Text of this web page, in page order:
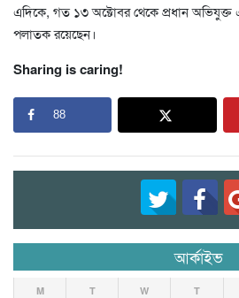
এদিকে, গত ১৩ অক্টোবর থেকে প্রধান
পলাতক রয়েছেন।
Sharing is caring!
88
আর্কাইভ
M T W T